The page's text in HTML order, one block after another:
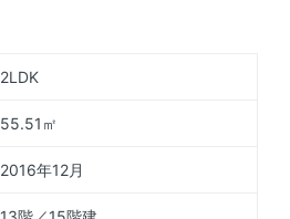
2LDK
55.51㎡
2016年12月